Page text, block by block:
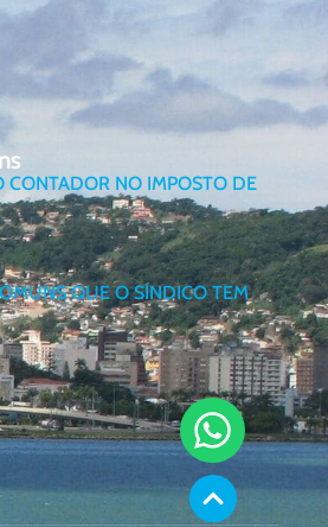
CONTADOR NO IMPOSTO DE
QUE O SÍNDICO TEM